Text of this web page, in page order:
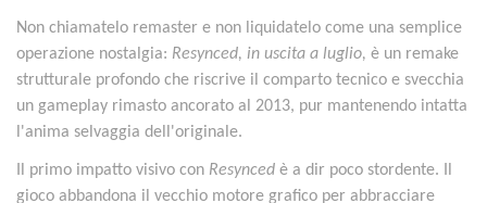
Non chiamatelo remaster e non liquidatelo come una semplice
operazione nostalgia: Resynced, in uscita a luglio, è un remake
strutturale profondo che riscrive il comparto tecnico e svecchia
un gameplay rimasto ancorato al 2013, pur mantenendo intatta
l'anima selvaggia dell'originale.
Il primo impatto visivo con Resynced è a dir poco stordente. Il
gioco abbandona il vecchio motore grafico per abbracciare